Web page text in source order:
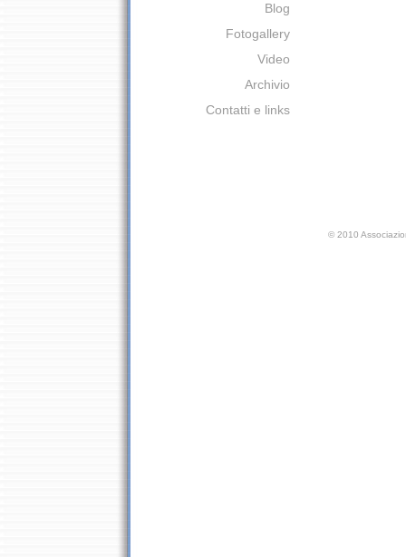
Blog
Fotogallery
Video
Archivio
Contatti e links
© 2010